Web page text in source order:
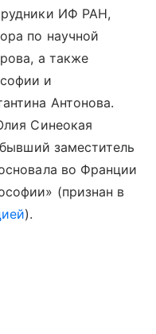
ИФ РАН,
по научной
а также
и
Антонова.
Синеокая
заместитель
во Франции
(признан в
).